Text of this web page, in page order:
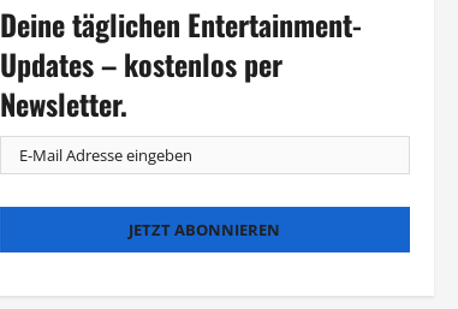
Deine täglichen Entertainment-
Updates – kostenlos per
Newsletter.